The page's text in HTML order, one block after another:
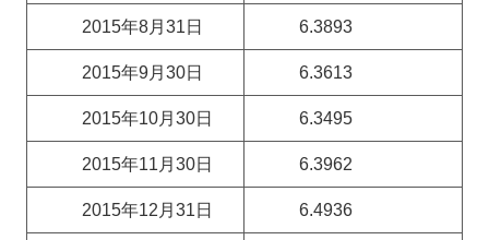
2015年8月31日 6.3893
2015年9月30日 6.3613
2015年10月30日 6.3495
2015年11月30日 6.3962
2015年12月31日 6.4936